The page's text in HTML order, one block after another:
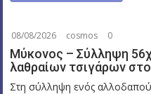
08/08/2026 cosmos 0
Μύκονος – Σύλληψη
λαθραίων τσιγάρων
Στη σύλληψη ενός